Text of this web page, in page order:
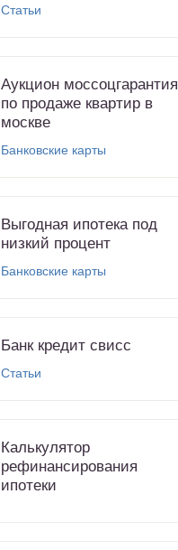
Статьи
Аукцион моссоцгарантия
по продаже квартир в
москве
Банковские карты
Выгодная ипотека под
низкий процент
Банковские карты
Банк кредит свисс
Статьи
Калькулятор
рефинансирования
ипотеки